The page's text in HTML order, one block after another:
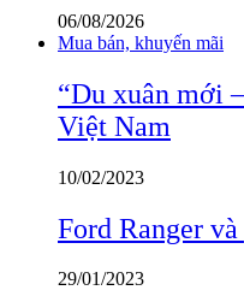
06/08/2026
Mua bán, khuyến mãi
“Du xuân mới
Việt Nam
10/02/2023
Ford Ranger
29/01/2023